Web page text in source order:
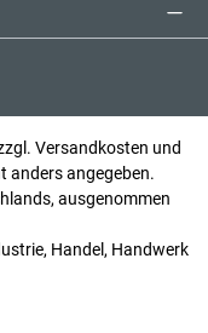
Versandkosten und
anders angegeben.
ausgenommen
Handel, Handwerk